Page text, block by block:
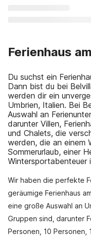
Ferienhaus
Du suchst ein
Dann bist du bei
werden dir ein
Umbrien, Italien. Bei
Auswahl an
darunter Villen,
und Chalets, die
werden, die an einem
Sommerurlaub, einer
Wintersportabenteuer
Wir haben die perfekte
geräumige Ferienhaus
eine große Auswahl an
Gruppen sind, darunter
Personen, 10 Personen,